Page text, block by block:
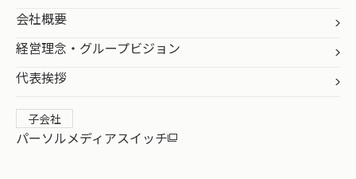
会社概要
経営理念・グループビジョン
代表挨拶
子会社
パーソルメディアスイッチ